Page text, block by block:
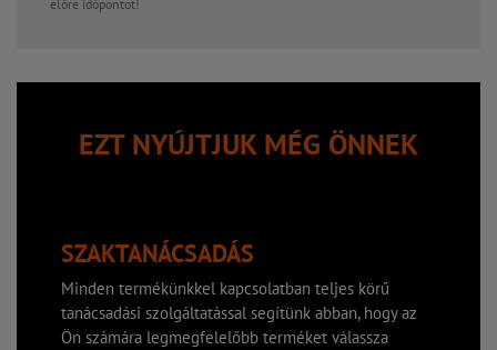
előre időpontot!
EZT NYÚJTJUK MÉG ÖNNEK
SZAKTANÁCSADÁS
Minden termékünkkel kapcsolatban teljes körű
tanácsadási szolgáltatással segítünk abban, hogy az
Ön számára legmegfelelőbb terméket válassza